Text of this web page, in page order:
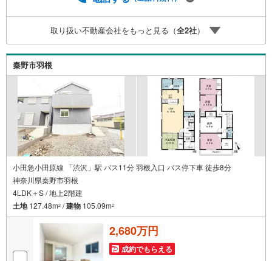
実に努めさせて頂きます。住宅情報館にお越し頂けたら、
物件のご紹介だけではなく、お住まいの疑問、不安、お家
の事ならなんでもご相談いただけます。お客様の要望をお
伺いしながら誠心誠意、全力でサポートさせて頂きます。
お客様一人一人に合わせたライフプランのご提案をさせて
いただきます。お気軽にご相談ください。
取り扱い不動産会社をもっと見る（全2社）
秦野市羽根
小田急小田原線 「渋沢」駅 バス11分 羽根入口 バス停下車 徒歩8分
神奈川県秦野市羽根
4LDK＋S / 地上2階建
土地127.48m2 /建物 105.09m2
2,680万円
成約でもらえる